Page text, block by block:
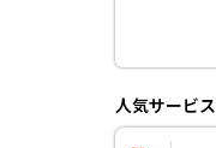
人気サービス